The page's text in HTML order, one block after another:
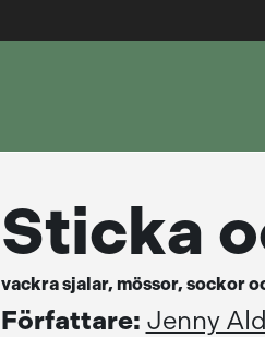
Sticka
vackra sjalar, mössor, sockor
Författare: Jenny